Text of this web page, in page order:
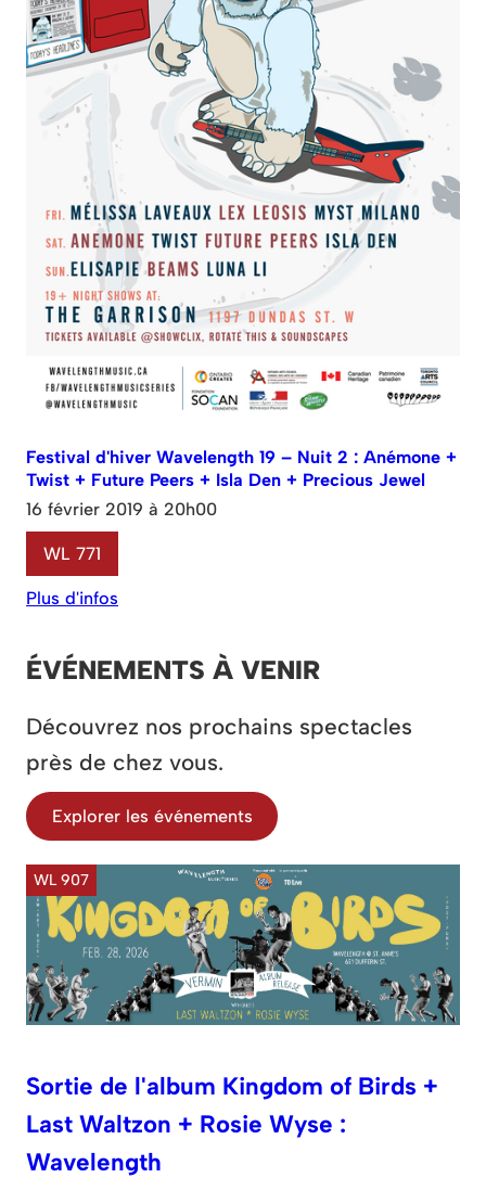
Festival d'hiver Wavelength 19 – Nuit 2 : Anémone +
Twist + Future Peers + Isla Den + Precious Jewel
16 février 2019 à 20h00
WL 771
Plus d'infos
ÉVÉNEMENTS À VENIR
Découvrez nos prochains spectacles
près de chez vous.
Explorer les événements
WL 907
Sortie de l'album Kingdom of Birds +
Last Waltzon + Rosie Wyse :
Wavelength